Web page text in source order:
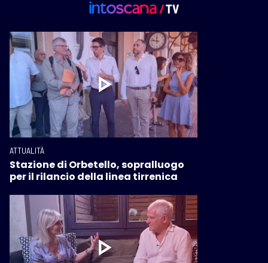
ATTUALITÀ
Stazione di Orbetello, sopralluogo
per il rilancio della linea tirrenica